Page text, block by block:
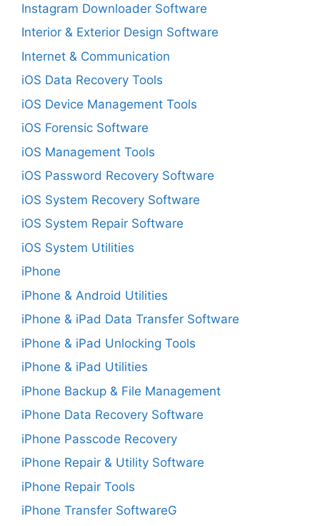
Instagram Downloader Software
Interior & Exterior Design Software
Internet & Communication
iOS Data Recovery Tools
iOS Device Management Tools
iOS Forensic Software
iOS Management Tools
iOS Password Recovery Software
iOS System Recovery Software
iOS System Repair Software
iOS System Utilities
iPhone
iPhone & Android Utilities
iPhone & iPad Data Transfer Software
iPhone & iPad Unlocking Tools
iPhone & iPad Utilities
iPhone Backup & File Management
iPhone Data Recovery Software
iPhone Passcode Recovery
iPhone Repair & Utility Software
iPhone Repair Tools
iPhone Transfer SoftwareG